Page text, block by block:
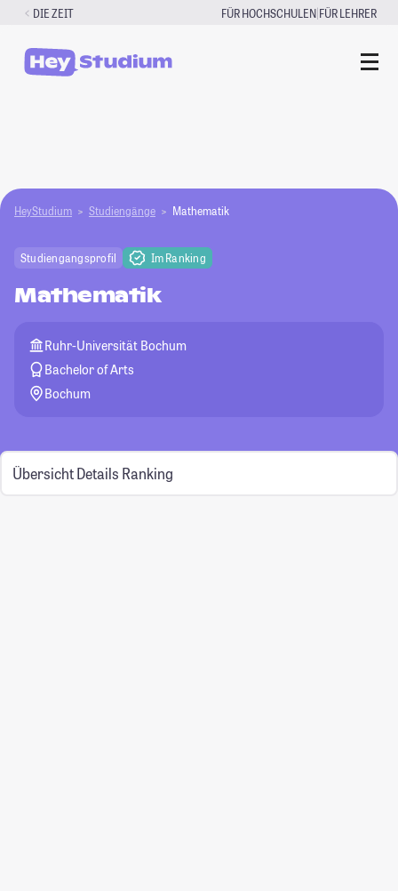
Zum
springen
DIE ZEIT FÜR HOCHSCHULEN|FÜR LEHRER
HeyStudium Studiengänge Mathematik
Studiengangsprofil Im Ranking
Mathematik
Ruhr-Universität Bochum
Bachelor of Arts
Bochum
Übersicht Details Ranking